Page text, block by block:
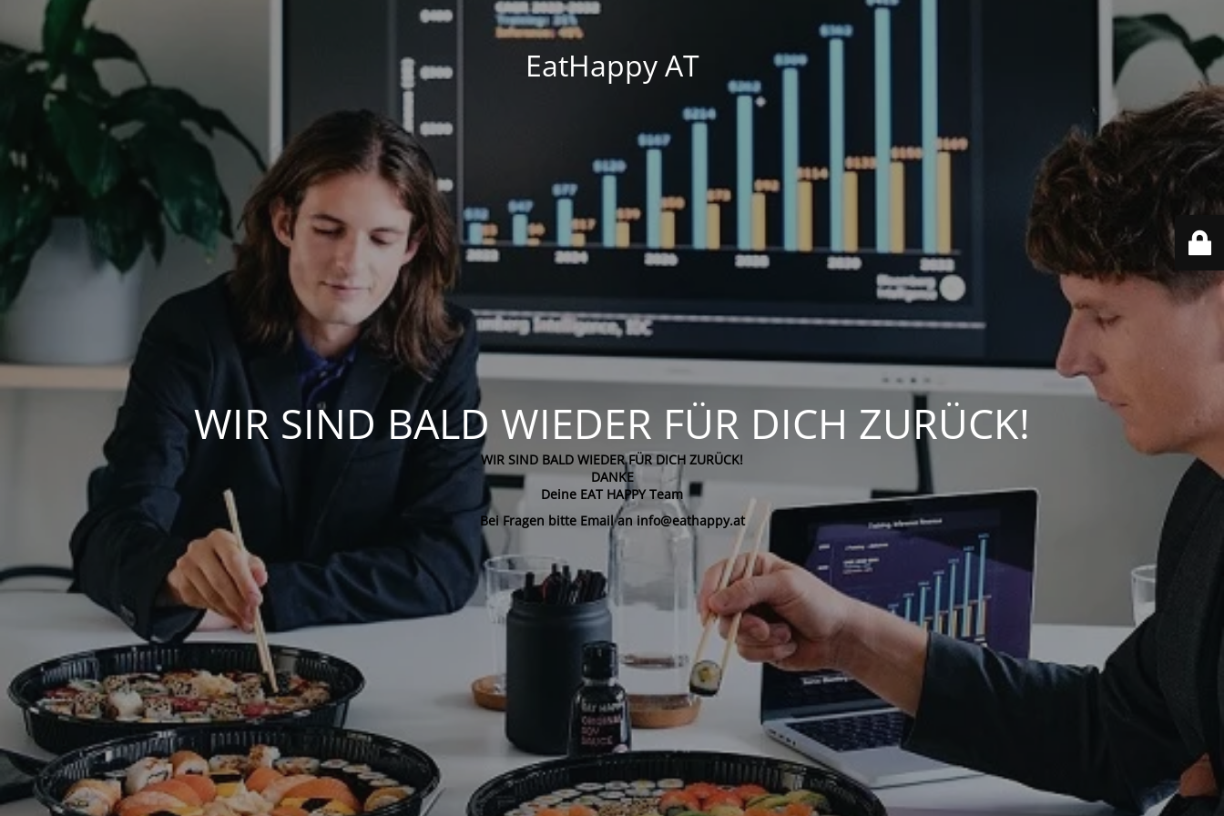
EatHappy AT
WIR SIND BALD WIEDER FÜR DICH ZURÜCK!
WIR SIND BALD WIEDER FÜR DICH ZURÜCK!
DANKE
Deine EAT HAPPY Team
Bei Fragen bitte Email an info@eathappy.at